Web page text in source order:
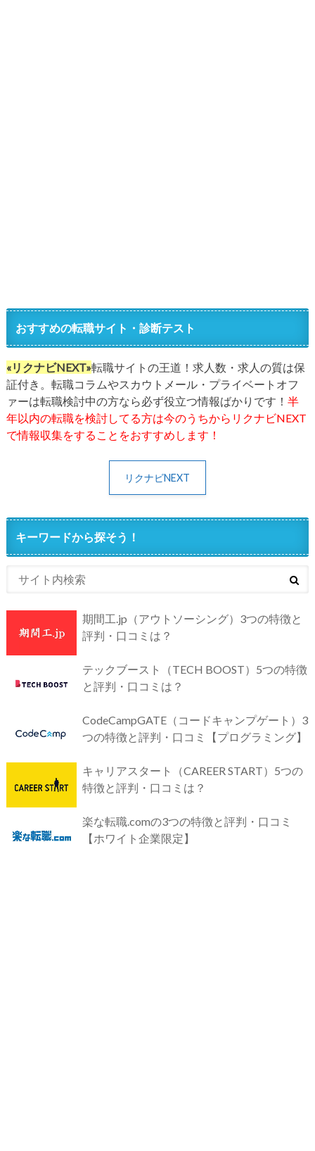
おすすめの転職サイト・診断テスト
«リクナビNEXT»転職サイトの王道！求人数・求人の質は保
証付き。転職コラムやスカウトメール・プライベートオフ
ァーは転職検討中の方なら必ず役立つ情報ばかりです！ 半
年以内の転職を検討してる方は今のうちからリクナビNEXT
で情報収集をすることをおすすめします！
リクナビNEXT
キーワードから探そう！
期間工.jp（アウトソーシング）3つの特徴と
評判・口コミは？
テックブースト（TECH BOOST）5つの特徴
と評判・口コミは？
CodeCampGATE（コードキャンプゲート）3
つの特徴と評判・口コミ【プログラミング】
キャリアスタート（CAREER START）5つの
特徴と評判・口コミは？
楽な転職.comの3つの特徴と評判・口コミ
【ホワイト企業限定】